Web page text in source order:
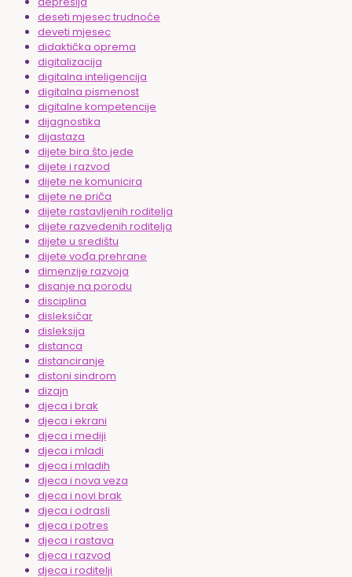
deseti mjesec trudnoće
deveti mjesec
didaktička oprema
digitalizacija
digitalna inteligencija
digitalna pismenost
digitalne kompetencije
dijagnostika
dijastaza
dijete bira što jede
dijete i razvod
dijete ne komunicira
dijete ne priča
dijete rastavljenih roditelja
dijete razvedenih roditelja
dijete u središtu
dijete vođa prehrane
dimenzije razvoja
disanje na porodu
disciplina
disleksičar
disleksija
distanca
distanciranje
distoni sindrom
dizajn
djeca i brak
djeca i ekrani
djeca i mediji
djeca i mladi
djeca i mladih
djeca i nova veza
djeca i novi brak
djeca i odrasli
djeca i potres
djeca i rastava
djeca i razvod
djeca i roditelji